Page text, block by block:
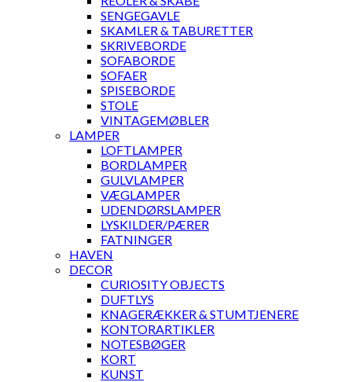
SENGEGAVLE
SKAMLER & TABURETTER
SKRIVEBORDE
SOFABORDE
SOFAER
SPISEBORDE
STOLE
VINTAGEMØBLER
LAMPER
LOFTLAMPER
BORDLAMPER
GULVLAMPER
VÆGLAMPER
UDENDØRSLAMPER
LYSKILDER/PÆRER
FATNINGER
HAVEN
DECOR
CURIOSITY OBJECTS
DUFTLYS
KNAGERÆKKER & STUMTJENERE
KONTORARTIKLER
NOTESBØGER
KORT
KUNST